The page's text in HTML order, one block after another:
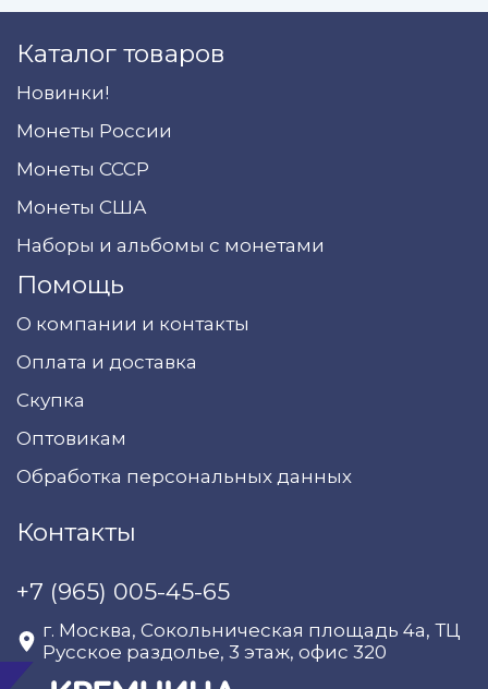
Каталог товаров
Новинки!
Монеты России
Монеты СССР
Монеты США
Наборы и альбомы с монетами
Помощь
О компании и контакты
Оплата и доставка
Скупка
Оптовикам
Обработка персональных данных
Контакты
+7 (965) 005-45-65
г. Москва, Сокольническая площадь 4а, ТЦ
Русское раздолье, 3 этаж, офис 320